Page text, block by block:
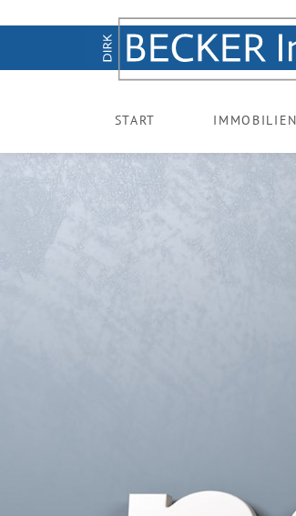
START IMMOBILIEN